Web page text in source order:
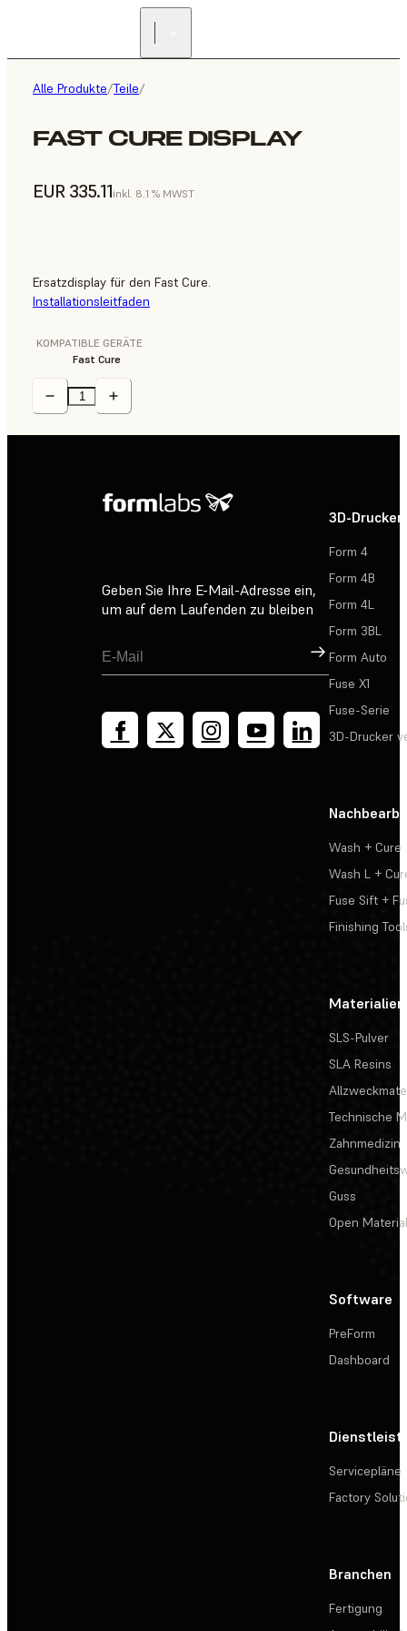
Alle Produkte/Teile/
FAST CURE DISPLAY
EUR 335.11inkl. 8.1 % MWST
Ersatzdisplay für den Fast Cure.
Installationsleitfaden
KOMPATIBLE GERÄTE
Fast Cure
Geben Sie Ihre E-Mail-Adresse ein,
um auf dem Laufenden zu bleiben
Registrieren
3D-Drucker
Form 4
Form 4B
Form 4L
Form 3BL
Form Auto
Fuse X1
Fuse-Serie
3D-Drucker
Wash + Cure
Wash L +
Fuse Sift +
Finishing
Materialien
SLS-Pulver
SLA Resins
Technische
Zahnmedizin
Guss
Open
Software
PreForm
Dashboard
Servicepläne
Factory
Branchen
Fertigung